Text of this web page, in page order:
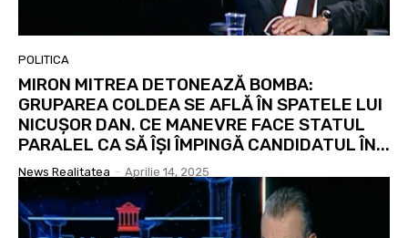
POLITICA
MIRON MITREA DETONEAZĂ BOMBA:
GRUPAREA COLDEA SE AFLĂ ÎN SPATELE LUI
NICUȘOR DAN. CE MANEVRE FACE STATUL
PARALEL CA SĂ ÎȘI ÎMPINGĂ CANDIDATUL ÎN...
News Realitatea - Aprilie 14, 2025